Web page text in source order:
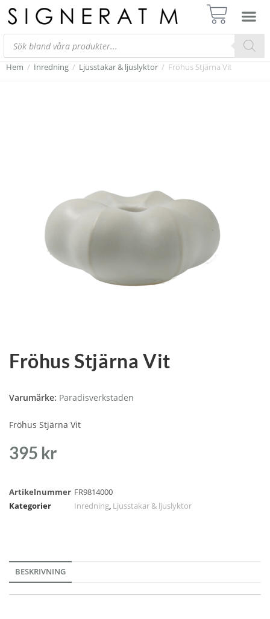
Hem / Inredning / Ljusstakar & ljuslyktor / Fröhus Stjärna Vit
Fröhus Stjärna Vit
Varumärke: Paradisverkstaden
Fröhus Stjärna Vit
395 kr
Artikelnummer FR9814000
Kategorier
Inredning, Ljusstakar & ljuslyktor
BESKRIVNING